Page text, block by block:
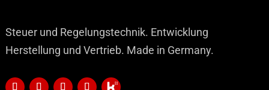
Steuer und Regelungstechnik. Entwicklung
Herstellung und Vertrieb. Made in Germany.